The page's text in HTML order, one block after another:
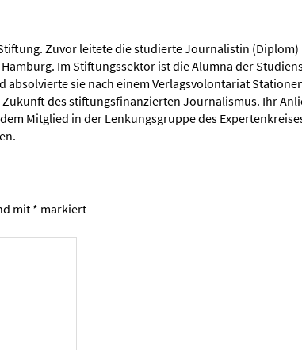
Zuvor leitete die studierte Journalistin
Im Stiftungssektor ist die Alumna der
sie nach einem Verlagsvolontariat
des stiftungsfinanzierten Journalismus. Ihr
Mitglied in der Lenkungsgruppe des
mit* markiert